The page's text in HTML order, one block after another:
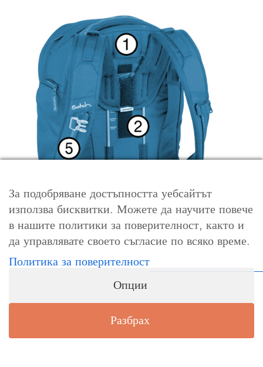
За подобряване достъпността уебсайтът
използва бисквитки. Можете да научите повече
в нашите политики за поверителност, както и
да управлявате своето съгласие по всяко време.
Политика за поверителност
Опции
Разбрах